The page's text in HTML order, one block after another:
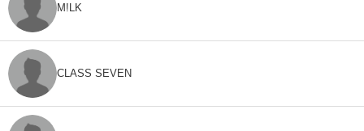
M!LK
CLASS SEVEN